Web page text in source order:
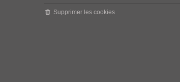
Supprimer les cookies